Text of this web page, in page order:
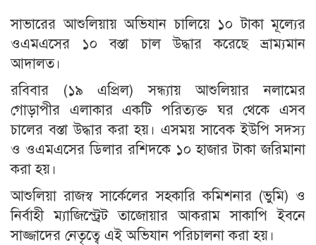
সাভারের আশুলিয়ায় অভিযান চালিয়ে ১০ টাকা মূল্যের
ওএমএসের ১০ বস্তা চাল উদ্ধার করেছে ভ্রাম্যমান
আদালত।
রবিবার (১৯ এপ্রিল) সন্ধ্যায় আশুলিয়ার নলামের
গোড়াপীর এলাকার একটি পরিত্যক্ত ঘর থেকে এসব
চালের বস্তা উদ্ধার করা হয়। এসময় সাবেক ইউপি সদস্য
ও ওএমএসের ডিলার রশিদকে ১০ হাজার টাকা জরিমানা
করা হয়।
আশুলিয়া রাজস্ব সার্কেলের সহকারি কমিশনার (ভুমি) ও
নির্বাহী ম্যাজিস্ট্রেট তাজোয়ার আকরাম সাকাপি ইবনে
সাজ্জাদের নেতৃত্বে এই অভিযান পরিচালনা করা হয়।